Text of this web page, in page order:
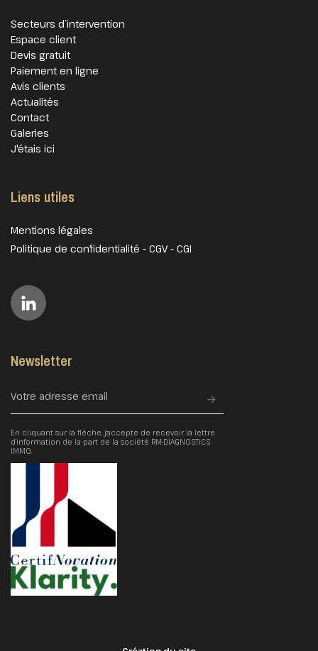
Secteurs d’intervention
Espace client
Devis gratuit
Paiement en ligne
Avis clients
Actualités
Contact
Galeries
J'étais ici
Liens utiles
Mentions légales
Politique de confidentialité - CGV - CGI
Newsletter
En cliquant sur la flèche, j’accepte de recevoir la lettre
d’information de la part de la société RM-DIAGNOSTICS
IMMO.